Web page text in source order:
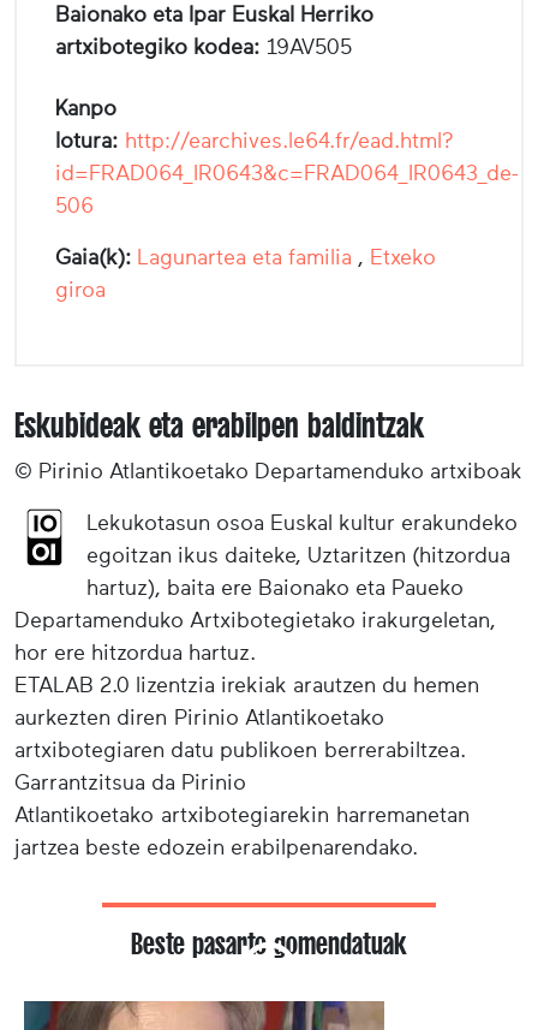
Baionako eta Ipar Euskal Herriko
artxibotegiko kodea: 19AV505
Kanpo
lotura: http://earchives.le64.fr/ead.html?
id=FRAD064_IR0643&c=FRAD064_IR0643_de-
506
Gaia(k): Lagunartea eta familia , Etxeko
giroa
Eskubideak eta erabilpen baldintzak
© Pirinio Atlantikoetako Departamenduko artxiboak
Lekukotasun osoa Euskal kultur erakundeko
egoitzan ikus daiteke, Uztaritzen (hitzordua
hartuz), baita ere Baionako eta Paueko
Departamenduko Artxibotegietako irakurgeletan,
hor ere hitzordua hartuz.
ETALAB 2.0 lizentzia irekiak arautzen du hemen
aurkezten diren Pirinio Atlantikoetako
artxibotegiaren datu publikoen berrerabiltzea.
Garrantzitsua da Pirinio
Atlantikoetako artxibotegiarekin harremanetan
jartzea beste edozein erabilpenarendako.
Beste pasarte gomendatuak